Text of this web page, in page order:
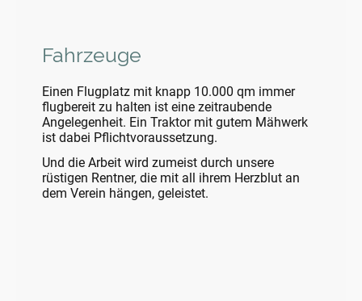
Fahrzeuge
Einen Flugplatz mit knapp 10.000 qm immer
flugbereit zu halten ist eine zeitraubende
Angelegenheit. Ein Traktor mit gutem Mähwerk
ist dabei Pflichtvoraussetzung.
Und die Arbeit wird zumeist durch unsere
rüstigen Rentner, die mit all ihrem Herzblut an
dem Verein hängen, geleistet.